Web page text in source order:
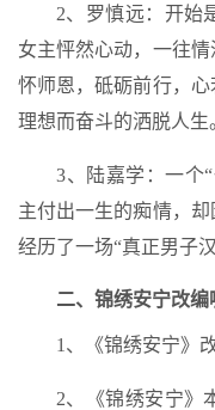
2、罗慎远：开始
女主怦然心动，一往
怀师恩，砥砺前行，
理想而奋斗的洒脱人生
3、陆嘉学：一个
主付出一生的痴情，
经历了一场“真正男子
二、锦绣安宁改编
1、《锦绣安宁》
2、《锦绣安宁》